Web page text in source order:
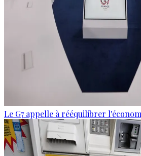
Le G7 appelle à rééquilibrer